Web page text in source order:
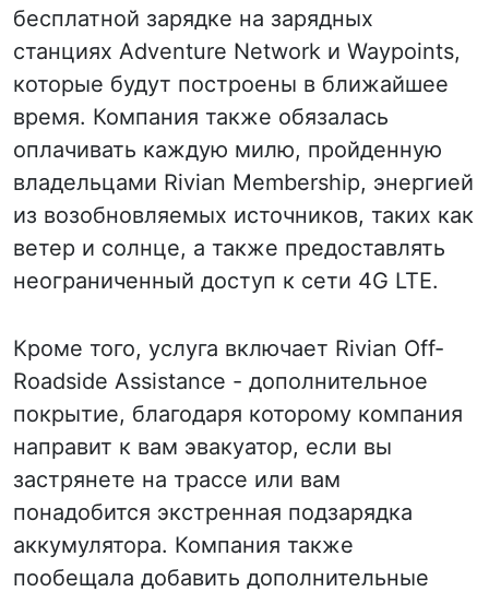
бесплатной зарядке на зарядных
станциях Adventure Network и Waypoints,
которые будут построены в ближайшее
время. Компания также обязалась
оплачивать каждую милю, пройденную
владельцами Rivian Membership, энергией
из возобновляемых источников, таких как
ветер и солнце, а также предоставлять
неограниченный доступ к сети 4G LTE.
Кроме того, услуга включает Rivian Off-
Roadside Assistance - дополнительное
покрытие, благодаря которому компания
направит к вам эвакуатор, если вы
застрянете на трассе или вам
понадобится экстренная подзарядка
аккумулятора. Компания также
пообещала добавить дополнительные